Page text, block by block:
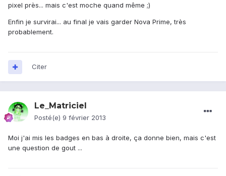
pixel près... mais c'est moche quand même ;)
Enfin je survirai... au final je vais garder Nova Prime, très
probablement.
Citer
Le_Matriciel
Posté(e) 9 février 2013
Moi j'ai mis les badges en bas à droite, ça donne bien, mais c'est
une question de gout ...